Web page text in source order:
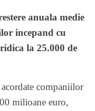
anuala medie
incepand cu
la 25.000 de
companiilor
milioane euro,